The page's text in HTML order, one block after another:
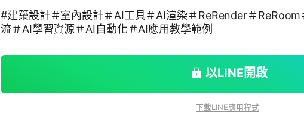
#建築設計＃室內設計＃AI工具＃AI渲染＃ReRender＃ReRoom
流＃AI學習資源＃AI自動化＃AI應用教學範例
以LINE開啟
下載LINE應用程式